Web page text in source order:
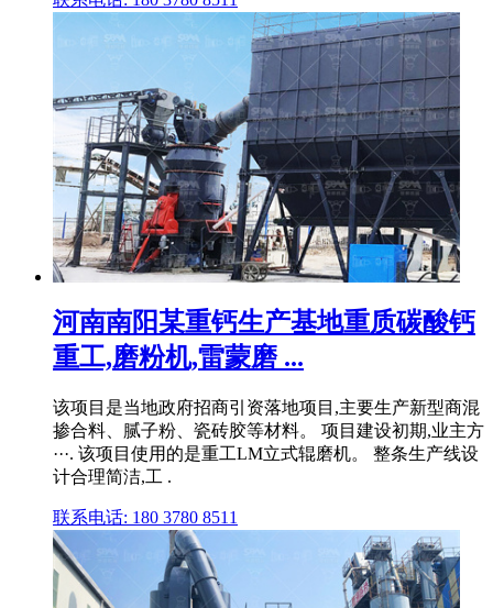
河南南阳某重钙生产基地重质碳酸钙
重工,磨粉机,雷蒙磨 ...
该项目是当地政府招商引资落地项目,主要生产新型商混
掺合料、腻子粉、瓷砖胶等材料。 项目建设初期,业主方
···. 该项目使用的是重工LM立式辊磨机。 整条生产线设
计合理简洁,工 .
联系电话: 180 3780 8511